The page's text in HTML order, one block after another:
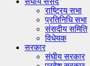
राष्ट्रिय सभा
प्रतिनिधि सभा
संसदीय समिति
विधेयक
सरकार
संघीय सरकार